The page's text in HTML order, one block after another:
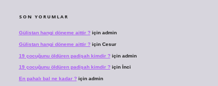
SON YORUMLAR
Gülistan hangi döneme aittir ?için admin
Gülistan hangi döneme aittir ?için Cesur
19 çocuğunu öldüren padişah kimdir ?için admin
19 çocuğunu öldüren padişah kimdir ?için İnci
En pahalı bal ne kadar ?için admin